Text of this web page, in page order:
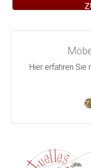
Hier erfahren Sie